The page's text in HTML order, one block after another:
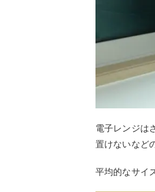
平均的なサ
容量
電子レンジ
人以上は30L
十分ですが、
です。
また、電子レ